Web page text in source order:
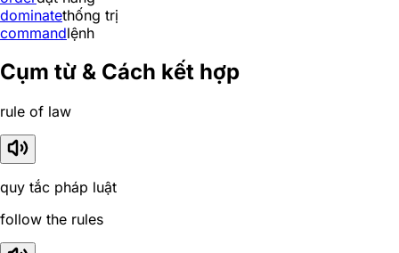
dominatethống trị
commandlệnh
Cụm từ & Cách kết hợp
rule of law
quy tắc pháp luật
follow the rules